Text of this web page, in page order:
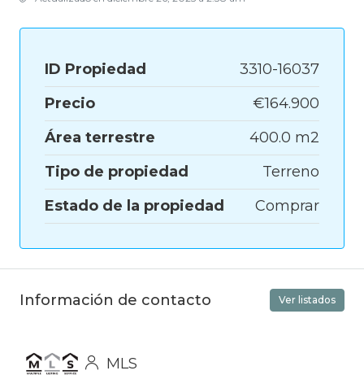
ID Propiedad
3310-16037
Precio
€164.900
Área terrestre
400.0 m2
Tipo de propiedad
Terreno
Estado de la propiedad
Comprar
Información de contacto Ver listados
MLS